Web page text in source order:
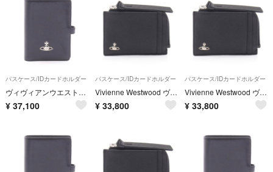
パスケース/IDカードホルダー
ヴィヴィアンウエストウッド Vivienne Westwood パスポートケース パスケース アクセサリー レザー レディース ブラック系 51070053WL00B0N401 【新品】
¥ 37,100
パスケース/IDカードホルダー
Vivienne Westwood ヴィヴィアンウエストウッド カードケース CARD HOLDER WITH ZIP オーブ
¥ 33,800
パスケース/IDカードホルダー
Vivienne Westwood ヴィヴィアンウエストウッド カードケース CARD HOLDER WITH ZIP オーブ
¥ 33,800